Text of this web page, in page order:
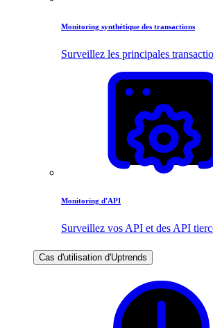
Monitoring synthétique des transactions
Surveillez les principales
Monitoring d'API
Surveillez vos API et des API
Cas d'utilisation d'Uptrends